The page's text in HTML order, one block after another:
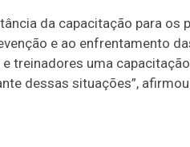
da capacitação para
e ao enfrentamento
treinadores uma
dessas situações”, afirmou.